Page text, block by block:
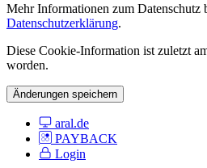
Mehr Informationen zum Datenschutz
Datenschutzerklärung.
Diese Cookie-Information ist zuletzt
worden.
Änderungen speichern
aral.de
PAYBACK
Login